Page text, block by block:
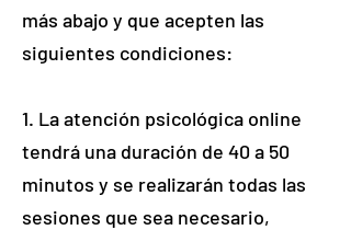
más abajo y que acepten las
siguientes condiciones:
1. La atención psicológica online
tendrá una duración de 40 a 50
minutos y se realizarán todas las
sesiones que sea necesario,